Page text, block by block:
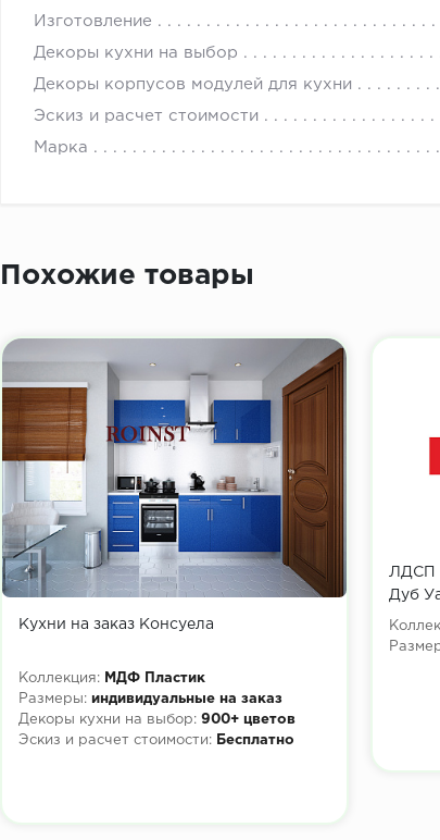
Изготовление
Декоры кухни на выбор
Декоры корпусов модулей для кухни
Эскиз и расчет стоимости
Марка
Верхний фасад…….......................Аквамарин 015
Нижний фасад……........................Аквамарин 015
Столешница….............................8208-РТ Монтебелло
Похожие товары
Кухни на заказ Консуела
Коллекция:
МДФ Пластик
Размеры: индивидуальные на заказ
Декоры кухни на выбор: 900+ цветов
Эскиз и расчет стоимости:
Бесплатно
ЛДСП
Дуб